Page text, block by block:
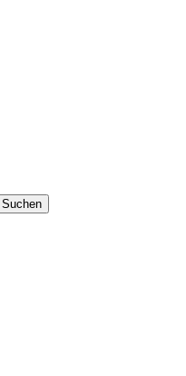
Suchen